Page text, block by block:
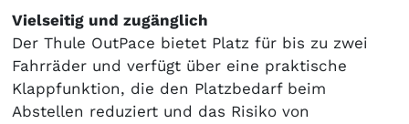
Vielseitig und zugänglich
Der Thule OutPace bietet Platz für bis zu zwei
Fahrräder und verfügt über eine praktische
Klappfunktion, die den Platzbedarf beim
Abstellen reduziert und das Risiko von